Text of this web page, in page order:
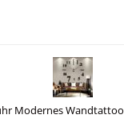
Modernes Wandtattoo